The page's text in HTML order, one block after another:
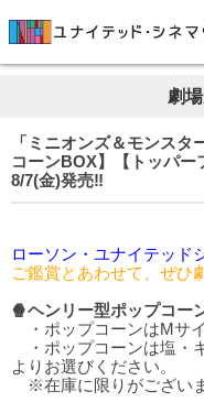
劇
「ミニオンズ＆モンス
コーンBOX】【トッパー
8/7(金)発売‼️
ローソン・ユナイテッド
ご鑑賞とあわせて、ぜひ
🍿ヘンリー型ポップコー
・ポップコーンはMサ
・ポップコーンは塩・
よりお選びください。
※在庫に限りがございま